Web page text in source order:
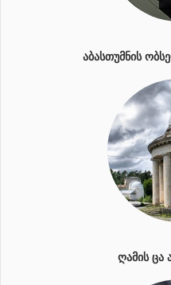
ᲐᲑᲐᲡᲗᲣᲛᲜᲘᲡ
ᲦᲐᲛᲘᲡ ᲪᲐ